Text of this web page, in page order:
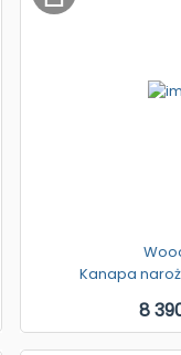
Kanapa
8